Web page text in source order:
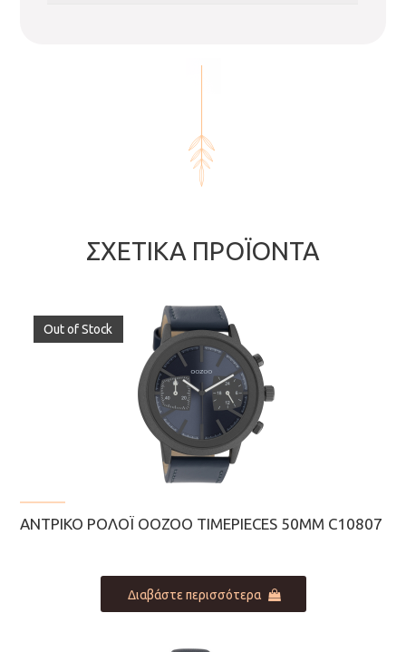
ΣΧΕΤΙΚΆ ΠΡΟΪΌΝΤΑ
Out of Stock
ΑΝΤΡΙΚΌ ΡΟΛΌΙ OOZOO TIMEPIECES 50MM C10807
Διαβάστε περισσότερα